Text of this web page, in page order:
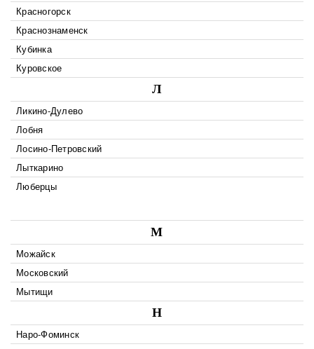
Красногорск
Краснознаменск
Кубинка
Куровское
Л
Ликино-Дулево
Лобня
Лосино-Петровский
Лыткарино
Люберцы
М
Можайск
Московский
Мытищи
Н
Наро-Фоминск